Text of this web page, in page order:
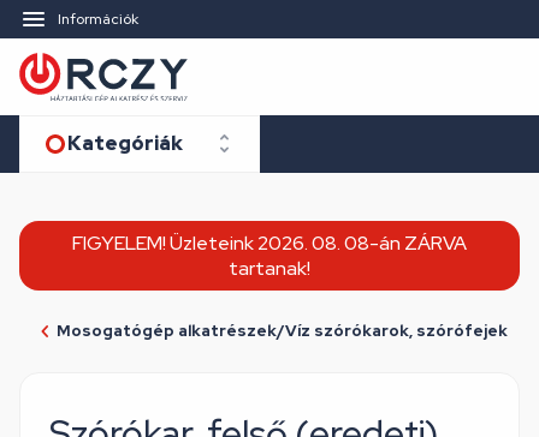
Információk
Kategóriák
FIGYELEM! Üzleteink 2026. 08. 08-án ZÁRVA
tartanak!
Mosogatógép alkatrészek/Víz szórókarok, szórófejek